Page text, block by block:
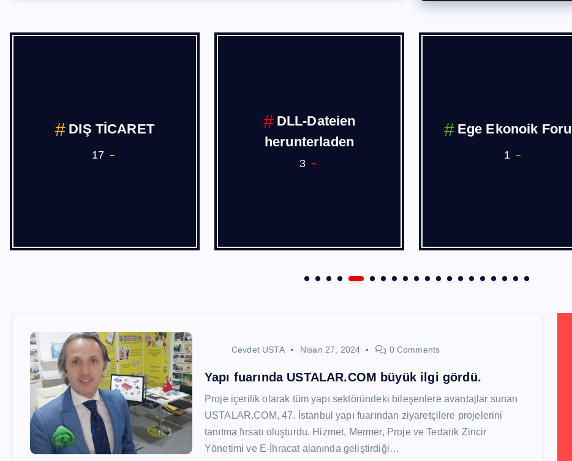
DIŞ TİCARET
17
DLL-Dateien
herunterladen
3
Ege Ekonoik
1
Cevdet USTA Nisan 27, 2024 0 Comments
Yapı fuarında USTALAR.COM büyük ilgi gördü.
Proje içerilik olarak tüm yapı sektöründeki bileşenlere avantajlar sunan
USTALAR.COM, 47. İstanbul yapı fuarından ziyaretçilere projelerini
tanıtma fırsatı oluşturdu. Hizmet, Mermer, Proje ve Tedarik Zincir
Yönetimi ve E-İhracat alanında geliştirdiği…